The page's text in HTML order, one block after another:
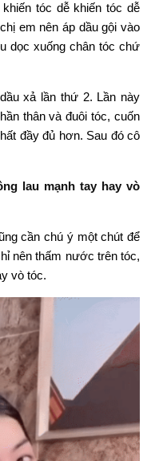
tóc dễ khiến tóc dễ
em nên áp dầu gội vào
dọc xuống chân tóc chứ
xả lần thứ 2. Lần này
thân và đuôi tóc, cuốn
đầy đủ hơn. Sau đó cô
lau mạnh tay hay vò
cần chú ý một chút để
nên thấm nước trên tóc,
vò tóc.